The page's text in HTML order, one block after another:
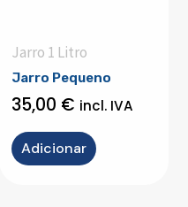
Jarro 1 Litro
Jarro Pequeno
35,00 € incl. IVA
Adicionar